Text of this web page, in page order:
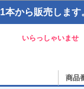
本から販売しま
いらっしゃいませ
商品